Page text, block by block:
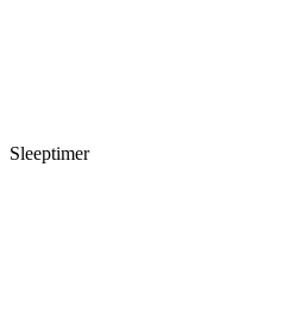
Sleeptimer